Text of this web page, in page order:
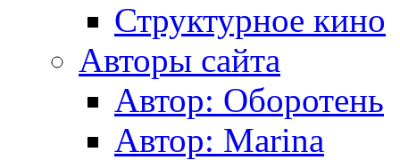
Структурное кино
Авторы сайта
Автор: Оборотень
Автор: Marina